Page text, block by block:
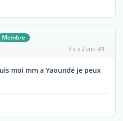
Membre
il y a 2 ans #9
moi mm a Yaoundé je peux